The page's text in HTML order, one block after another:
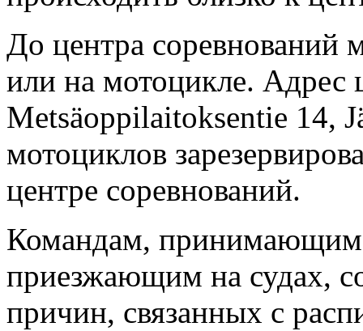
До центра соревнований
или на мотоцикле. Адрес
Metsäoppilaitoksentie 14,
мотоциклов
центре соревнований.
Командам, принимающим
приезжающим на судах,
причин, связанных с